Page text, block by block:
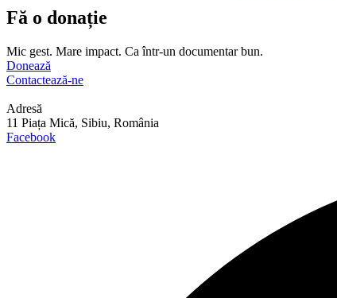
Fă o donație
Mic gest. Mare impact. Ca într-un documentar bun.
Donează
Contactează-ne
Adresă
11 Piața Mică, Sibiu, România
Facebook